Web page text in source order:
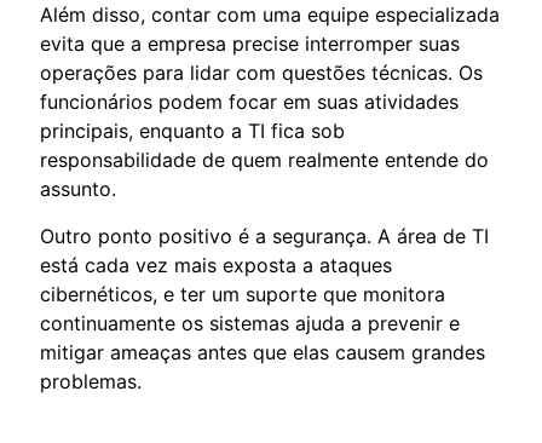
Além disso, contar com uma equipe especializada
evita que a empresa precise interromper suas
operações para lidar com questões técnicas. Os
funcionários podem focar em suas atividades
principais, enquanto a TI fica sob
responsabilidade de quem realmente entende do
assunto.
Outro ponto positivo é a segurança. A área de TI
está cada vez mais exposta a ataques
cibernéticos, e ter um suporte que monitora
continuamente os sistemas ajuda a prevenir e
mitigar ameaças antes que elas causem grandes
problemas.